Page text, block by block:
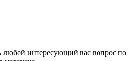
любой интересующий вас вопрос по